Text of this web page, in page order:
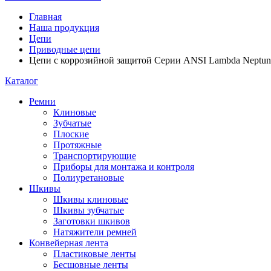
Главная
Наша продукция
Цепи
Приводные цепи
Цепи с коррозийной защитой Серии ANSI Lambda
Каталог
Ремни
Клиновые
Зубчатые
Плоские
Протяжные
Транспортирующие
Приборы для монтажа и контроля
Полиуретановые
Шкивы
Шкивы клиновые
Шкивы зубчатые
Заготовки шкивов
Натяжители ремней
Конвейерная лента
Пластиковые ленты
Бесшовные ленты